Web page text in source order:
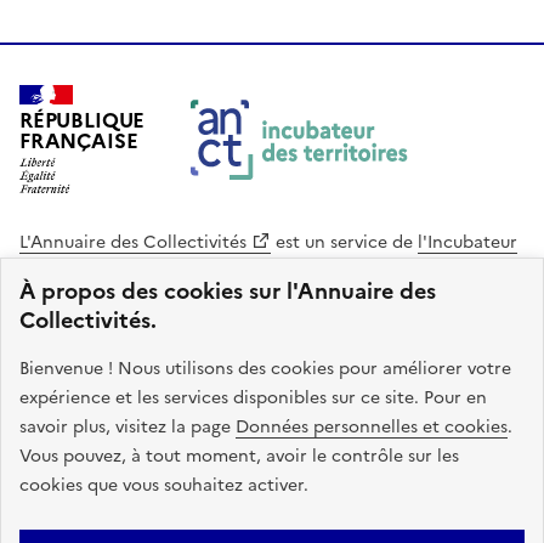
À propos des cookies sur l'Annuaire des
Collectivités.
Bienvenue ! Nous utilisons des cookies pour améliorer votre
expérience et les services disponibles sur ce site. Pour en
savoir plus, visitez la page Données personnelles et cookies.
Vous pouvez, à tout moment, avoir le contrôle sur les
cookies que vous souhaitez activer.
RÉPUBLIQUE
FRANÇAISE
L'Annuaire des Collectivités est un service de l'Incubateur
Cohésion des Territoires
. Le code source de ce site web
est disponible en licence libre. Le design de ce site est conçu
avec le système de design de l’État.
legifrance.gouv.fr
info.gouv.fr
service-public.gouv.fr
data.gouv.fr
Plan du site Accessibilite : non conforme Mentions légales